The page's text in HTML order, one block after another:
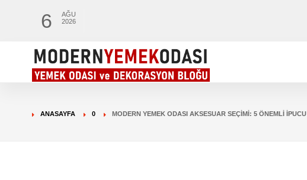
6
AĞU
2026
ANASAYFA 0 MODERN YEMEK ODASI AKSESUAR SEÇIMI: 5 ÖNEMLI İPUCU